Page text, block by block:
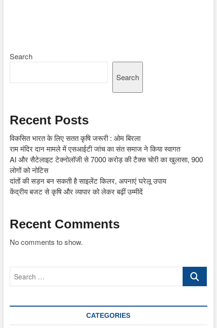
Search
Search
Recent Posts
विकसित भारत के लिए सतत कृषि जरूरी : ओम बिरला
राम मंदिर दान मामले में एसआईटी जांच का संत समाज ने किया स्वागत
AI और सैटेलाइट टेक्नोलॉजी से 7000 करोड़ की टैक्स चोरी का खुलासा, 900
लोगों को नोटिस
दांतों की सड़न बन सकती है साइलेंट किलर, अपनाएं घरेलू उपाय
केंद्रीय बजट से कृषि और व्यापार को लेकर बढ़ीं उम्मीदें
Recent Comments
No comments to show.
Search
CATEGORIES